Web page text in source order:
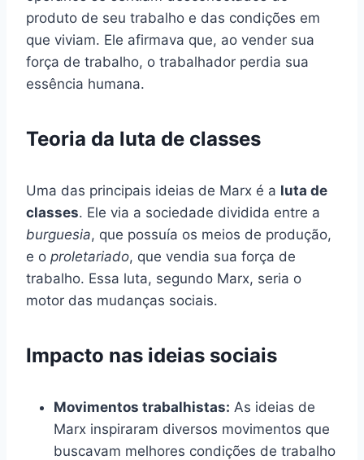
produto de seu trabalho e das condições em
que viviam. Ele afirmava que, ao vender sua
força de trabalho, o trabalhador perdia sua
essência humana.
Teoria da luta de classes
Uma das principais ideias de Marx é a luta de
classes. Ele via a sociedade dividida entre a
burguesia, que possuía os meios de produção,
e o proletariado, que vendia sua força de
trabalho. Essa luta, segundo Marx, seria o
motor das mudanças sociais.
Impacto nas ideias sociais
Movimentos trabalhistas: As ideias de
Marx inspiraram diversos movimentos que
buscavam melhores condições de trabalho